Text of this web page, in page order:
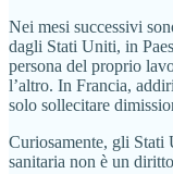
Nei mesi successivi
dagli Stati Uniti, in
persona del proprio
l’altro. In Francia,
solo sollecitare
Curiosamente, gli Stati
sanitaria non è un